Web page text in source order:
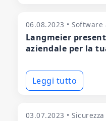
06.08.2023 • Software
Langmeier
aziendale per la
Leggi tutto
03.07.2023 • Sicurezza